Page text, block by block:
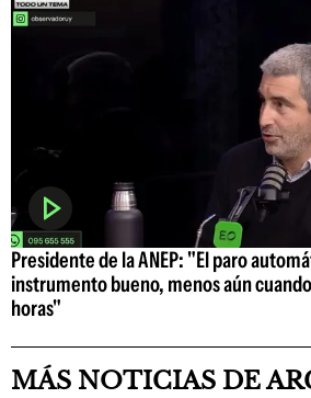
Presidente de la ANEP: "El paro
instrumento bueno, menos aún
horas"
MÁS NOTICIAS DE